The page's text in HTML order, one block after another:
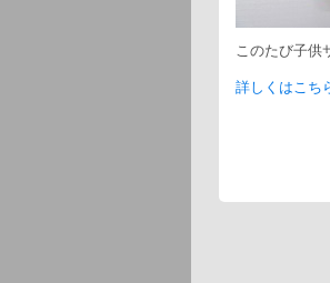
このたび子供
詳しくはこち